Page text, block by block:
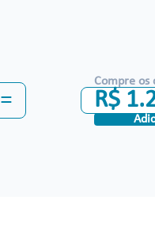
=
Compre os
R$ 1.